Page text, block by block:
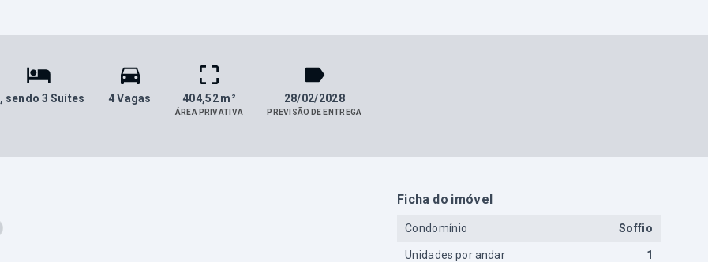
, sendo 3 Suítes 4 Vagas 404,52 m²
ÁREA PRIVATIVA
28/02/2028
PREVISÃO DE ENTREGA
Ficha do imóvel
Condomínio Soffio
Unidades por andar 1